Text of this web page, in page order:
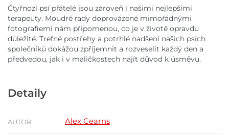
Čtyřnozí psí přátelé jsou zároveň i našimi nejlepšími
terapeuty. Moudré rady doprovázené mimořádnými
fotografiemi nám připomenou, co je v životě opravdu
důležité. Trefné postřehy a potrhlé nadšení našich psích
společníků dokážou zpříjemnit a rozveselit každý den a
předvedou, jak i v maličkostech najít důvod k úsměvu.
Detaily
AUTOR Alex Cearns